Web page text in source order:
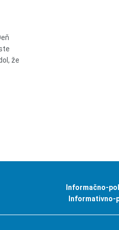
že
Informačno-
Informativno-